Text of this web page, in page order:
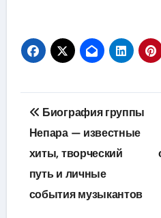
Навигация
по
записям
Биография группы
Непара — известные
хиты, творческий
путь и личные
события музыкантов